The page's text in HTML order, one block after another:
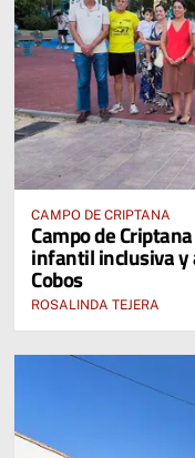
CAMPO DE CRIPTANA
Campo de
infantil inclusiva y
Cobos
ROSALINDA TEJERA